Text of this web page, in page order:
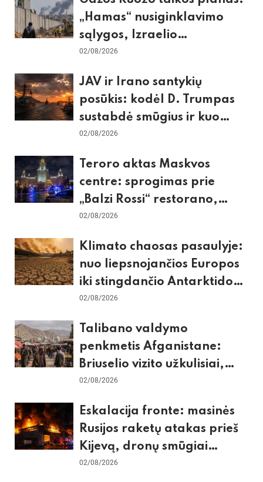
„Hamas“ nusiginklavimo
sąlygos, Izraelio
skepticizmas ir ES nerimas
02/08/2026
JAV ir Irano santykių
posūkis: kodėl D. Trumpas
sustabdė smūgius ir kuo
rizikuoja pasaulio
02/08/2026
Teroro aktas Maskvos
centre: sprogimas prie
„Balzi Rossi“ restorano,
mirtininkės apgulė ir tikrieji
02/08/2026
Klimato chaosas pasaulyje:
nuo liepsnojančios Europos
iki stingdančio Antarktidos
paradokso
02/08/2026
Talibano valdymo
penkmetis Afganistane:
Briuselio vizito užkulisiai,
gilus skurdas ir karinis
02/08/2026
Eskalacija fronte: masinės
Rusijos raketų atakas prieš
Kijevą, dronų smūgiai
„Wildberries“ ir žiemos
02/08/2026